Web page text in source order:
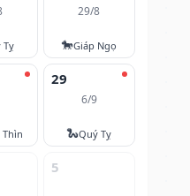
Tỵ
29/8
🐎Giáp Ngọ
Thìn
29
6/9
🐍Quý Tỵ
5